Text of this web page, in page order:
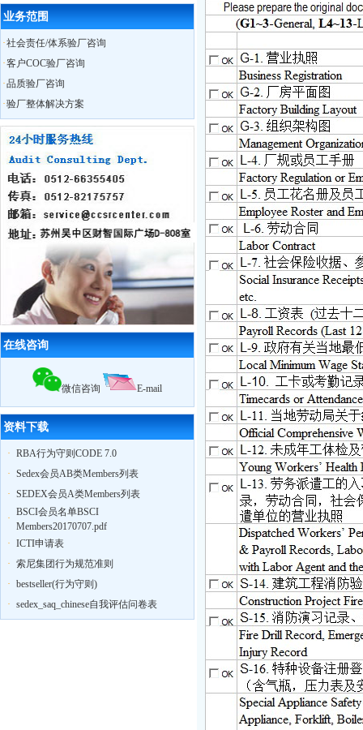
证
6月14日通州市**袜业取得
证书
ISO外审员资格证书
6月29日我公司CSR研讨会在无锡召开
10月28日苏州XX服饰在我公司辅导下
优服装工厂
10月29日苏州奥地特企业管理咨询有
限公司，召开公司大会公布上半年业
绩，累计辅导企业322家，一次性通过
率95%
12月18日，苏州奥地特企业对厦门27
家外贸公司开展BSCI认知培训公开课
扬州zy玩具 ICTI认证取得优异成绩
2010我公司业绩大幅增长,全年累计辅
导工厂达903家！
2011年3月，帮助83家工厂通过验厂
（其中ICTI认证5家）
2011年4月，帮助75家工厂通过验厂
（其中EICC认证3家,ICTI认证
2011年5月，帮助79家工厂通过验厂
（其中,ICTI认证
业务范围
·社会责任/体系验厂咨询
·客户COC验厂咨询
·品质验厂咨询
·验厂整体解决方案
在线咨询
微信咨询 E-mail
资料下载
· RBA行为守则CODE 7.0
· Sedex会员AB类Members列表
· SEDEX会员A类Members列表
·
BSCI会员名单BSCI
Members20170707.pdf
· ICTI申请表
· 索尼集团行为规范准则
· bestseller(行为守则)
· sedex_saq_chinese自我评估问卷表